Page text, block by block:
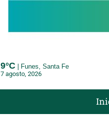
9°C
Funes, Santa Fe
7 agosto, 2026